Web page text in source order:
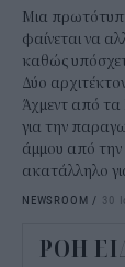
Μια
φαίνεται να
καθώς
Δύο
Άχμεντ από τα
για την
άμμου από την
ακατάλληλο
NEWSROOM / 30
ΡΟΗ